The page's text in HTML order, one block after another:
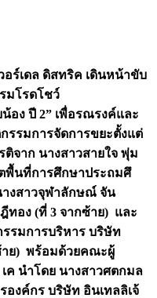
อร์เดล ดิสทริค เดินหน้าขับ
มโรดโชว์
อง ปี 2” เพื่อรณรงค์และ
รรมการจัดการขยะตั้งแต่
ติจาก นางสาวสายใจ พุ่ม
พื้นที่การศึกษาประถมศึ
างสาวจุฬาลักษณ์ จัน
ทอง (ที่ 3 จากซ้าย) และ
รมการบริหาร บริษัท
าย) พร้อมด้วยคณะผู้
ค นำโดย นางสาวศตกมล
องค์กร บริษัท อินเทลลิเจ้